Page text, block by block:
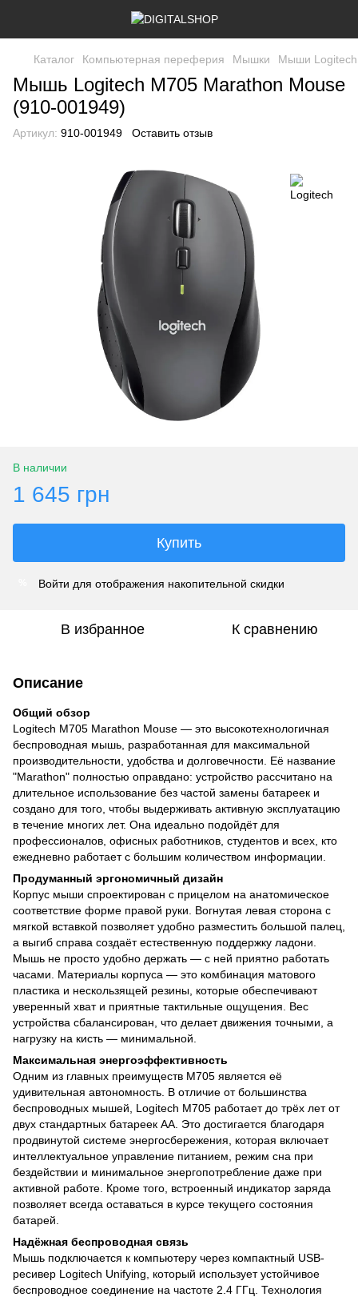
Каталог Компьютерная переферия Мышки Мыши Logitech
Мышь Logitech M705 Marathon Mouse
(910-001949)
Артикул: 910-001949 Оставить отзыв
В наличии
1 645 грн
Купить
Войти для отображения накопительной скидки
В избранное К сравнению
Описание
Общий обзор
Logitech M705 Marathon Mouse — это высокотехнологичная
беспроводная мышь, разработанная для максимальной
производительности, удобства и долговечности. Её название
"Marathon" полностью оправдано: устройство рассчитано на
длительное использование без частой замены батареек и
создано для того, чтобы выдерживать активную эксплуатацию
в течение многих лет. Она идеально подойдёт для
профессионалов, офисных работников, студентов и всех, кто
ежедневно работает с большим количеством информации.
Продуманный эргономичный дизайн
Корпус мыши спроектирован с прицелом на анатомическое
соответствие форме правой руки. Вогнутая левая сторона с
мягкой вставкой позволяет удобно разместить большой палец,
а выгиб справа создаёт естественную поддержку ладони.
Мышь не просто удобно держать — с ней приятно работать
часами. Материалы корпуса — это комбинация матового
пластика и нескользящей резины, которые обеспечивают
уверенный хват и приятные тактильные ощущения. Вес
устройства сбалансирован, что делает движения точными, а
нагрузку на кисть — минимальной.
Максимальная энергоэффективность
Одним из главных преимуществ M705 является её
удивительная автономность. В отличие от большинства
беспроводных мышей, Logitech M705 работает до трёх лет от
двух стандартных батареек AA. Это достигается благодаря
продвинутой системе энергосбережения, которая включает
интеллектуальное управление питанием, режим сна при
бездействии и минимальное энергопотребление даже при
активной работе. Кроме того, встроенный индикатор заряда
позволяет всегда оставаться в курсе текущего состояния
батарей.
Надёжная беспроводная связь
Мышь подключается к компьютеру через компактный USB-
ресивер Logitech Unifying, который использует устойчивое
беспроводное соединение на частоте 2.4 ГГц. Технология